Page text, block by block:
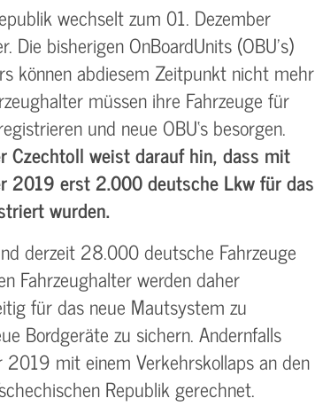
wechselt zum 01. Dezember
bisherigen On­Board­Units (OBU’s)
können abdiesem Zeitpunkt nicht mehr
müssen ihre Fahrzeuge für
und neue OBU‘s besorgen.
Czechtoll weist darauf hin, dass mit
2019 erst 2.000 deutsche Lkw für das
wurden.
derzeit 28.000 deutsche Fahrzeuge
Fahrzeughalter werden daher
für das neue Mautsystem zu
Bordgeräte zu sichern. Andernfalls
mit einem Verkehrskollaps an den
Republik gerechnet.